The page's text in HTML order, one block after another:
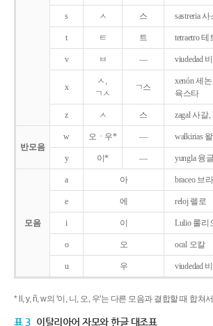
s ㅅ 스 sastreria
t ㅌ 트 tetraetro
v ㅂ ― viudedad
x
ㅅ,
ㄱㅅ
ㄱ스
xenón 세
육스타
z ㅅ 스 zagal 사갈
반모음
w 오ㆍ우* ― walkirias
y 이* ― yungla 융
모음
a 아 braceo 브
e 에 reloj 렐로
i 이 Lulio 룰리
o 오 ocal 오칼
u 우 viudedad
* ll, y, ñ, w의 '이, 니, 오, 우'는 다른 모음과 결합할 때 합쳐
표 3 이탈리아어 자모와 한글 대조표